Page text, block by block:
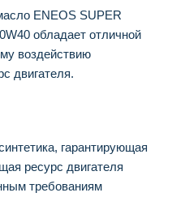
ENEOS SUPER
обладает отличной
воздействию
двигателя.
гарантирующая
ресурс двигателя
требованиям